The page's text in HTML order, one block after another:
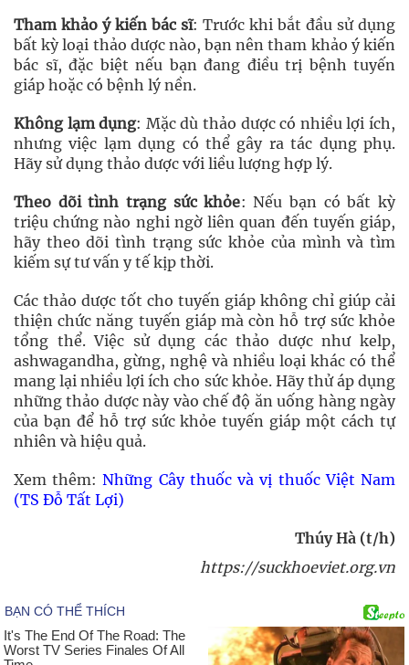
Tham khảo ý kiến bác sĩ: Trước khi bắt đầu sử dụng
bất kỳ loại thảo dược nào, bạn nên tham khảo ý kiến
bác sĩ, đặc biệt nếu bạn đang điều trị bệnh tuyến
giáp hoặc có bệnh lý nền.
Không lạm dụng: Mặc dù thảo dược có nhiều lợi ích,
nhưng việc lạm dụng có thể gây ra tác dụng phụ.
Hãy sử dụng thảo dược với liều lượng hợp lý.
Theo dõi tình trạng sức khỏe: Nếu bạn có bất kỳ
triệu chứng nào nghi ngờ liên quan đến tuyến giáp,
hãy theo dõi tình trạng sức khỏe của mình và tìm
kiếm sự tư vấn y tế kịp thời.
Các thảo dược tốt cho tuyến giáp không chỉ giúp cải
thiện chức năng tuyến giáp mà còn hỗ trợ sức khỏe
tổng thể. Việc sử dụng các thảo dược như kelp,
ashwagandha, gừng, nghệ và nhiều loại khác có thể
mang lại nhiều lợi ích cho sức khỏe. Hãy thử áp dụng
những thảo dược này vào chế độ ăn uống hàng ngày
của bạn để hỗ trợ sức khỏe tuyến giáp một cách tự
nhiên và hiệu quả.
Xem thêm:Những Cây thuốc và vị thuốc Việt Nam
(TS Đỗ Tất Lợi)
Thúy Hà (t/h)
https://suckhoeviet.org.vn